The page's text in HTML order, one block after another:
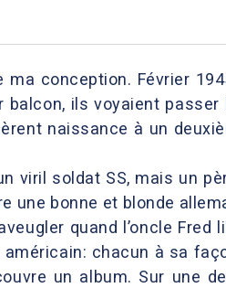
conception. Février
balcon, ils voyaient
naissance à un
viril soldat SS, mais un
une bonne et blonde
quand l’oncle
américain: chacun à sa
un album. Sur une